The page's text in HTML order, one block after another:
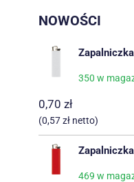
NOWOŚCI
350 w
0,70 zł
(0,57zł netto)
469 w